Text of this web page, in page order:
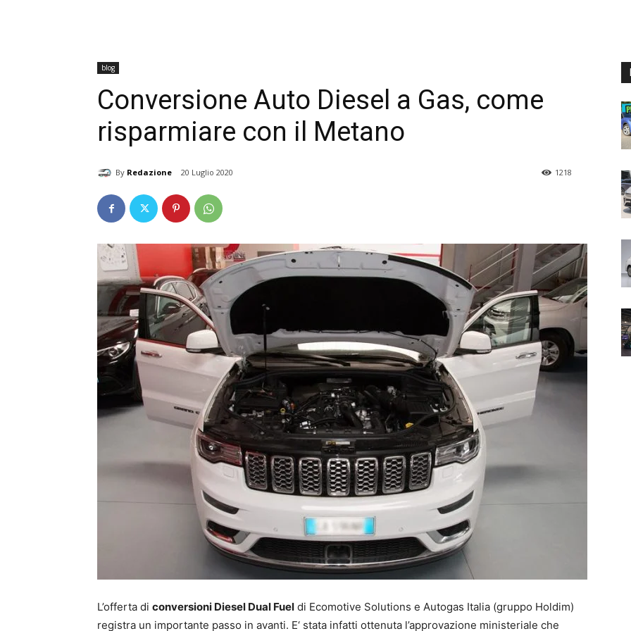
blog
Conversione Auto Diesel a Gas, come
risparmiare con il Metano
By Redazione 20 Luglio 2020 1218
L’offerta di conversioni Diesel Dual Fuel di Ecomotive Solutions e Autogas Italia (gruppo Holdim)
registra un importante passo in avanti. E‘ stata infatti ottenuta l’approvazione ministeriale che